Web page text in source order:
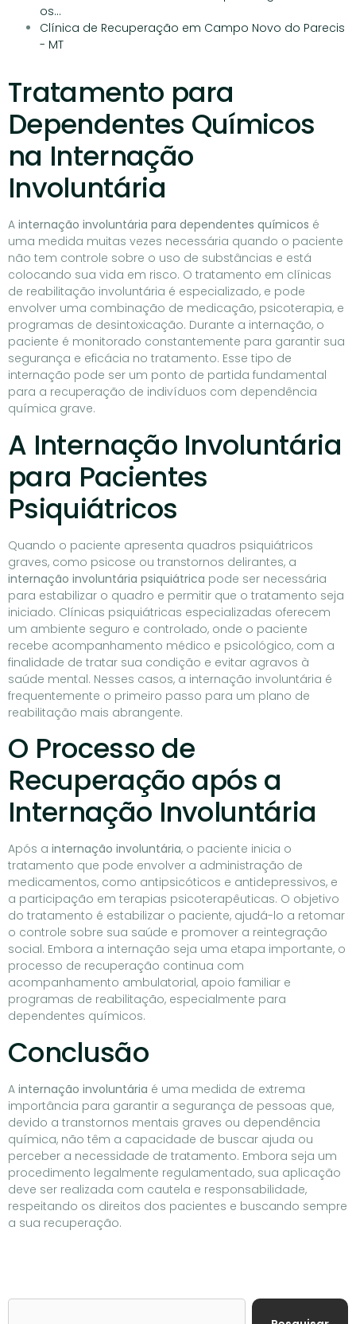
os…
Clínica de Recuperação em Campo Novo do Parecis
- MT
Tratamento para
Dependentes Químicos
na Internação
Involuntária
A internação involuntária para dependentes químicos é
uma medida muitas vezes necessária quando o paciente
não tem controle sobre o uso de substâncias e está
colocando sua vida em risco. O tratamento em clínicas
de reabilitação involuntária é especializado, e pode
envolver uma combinação de medicação, psicoterapia, e
programas de desintoxicação. Durante a internação, o
paciente é monitorado constantemente para garantir sua
segurança e eficácia no tratamento. Esse tipo de
internação pode ser um ponto de partida fundamental
para a recuperação de indivíduos com dependência
química grave.
A Internação Involuntária
para Pacientes
Psiquiátricos
Quando o paciente apresenta quadros psiquiátricos
graves, como psicose ou transtornos delirantes, a
internação involuntária psiquiátrica pode ser necessária
para estabilizar o quadro e permitir que o tratamento seja
iniciado. Clínicas psiquiátricas especializadas oferecem
um ambiente seguro e controlado, onde o paciente
recebe acompanhamento médico e psicológico, com a
finalidade de tratar sua condição e evitar agravos à
saúde mental. Nesses casos, a internação involuntária é
frequentemente o primeiro passo para um plano de
reabilitação mais abrangente.
O Processo de
Recuperação após a
Internação Involuntária
Após a internação involuntária, o paciente inicia o
tratamento que pode envolver a administração de
medicamentos, como antipsicóticos e antidepressivos, e
a participação em terapias psicoterapêuticas. O objetivo
do tratamento é estabilizar o paciente, ajudá-lo a retomar
o controle sobre sua saúde e promover a reintegração
social. Embora a internação seja uma etapa importante, o
processo de recuperação continua com
acompanhamento ambulatorial, apoio familiar e
programas de reabilitação, especialmente para
dependentes químicos.
Conclusão
A internação involuntária é uma medida de extrema
importância para garantir a segurança de pessoas que,
devido a transtornos mentais graves ou dependência
química, não têm a capacidade de buscar ajuda ou
perceber a necessidade de tratamento. Embora seja um
procedimento legalmente regulamentado, sua aplicação
deve ser realizada com cautela e responsabilidade,
respeitando os direitos dos pacientes e buscando sempre
a sua recuperação.